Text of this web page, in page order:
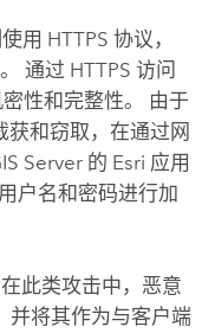
用 HTTPS 协议，
通过 HTTPS 访问
性和完整性。 由于
获和窃取，在通过网
Server的 Esri 应用
户名和密码进行加
此类攻击中，恶意
并将其作为与客户端